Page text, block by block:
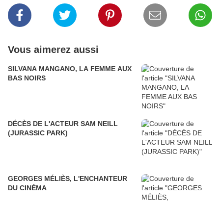
Vous aimerez aussi
SILVANA MANGANO, LA FEMME AUX
BAS NOIRS
DÉCÈS DE L'ACTEUR SAM NEILL
(JURASSIC PARK)
GEORGES MÉLIÈS, L'ENCHANTEUR
DU CINÉMA